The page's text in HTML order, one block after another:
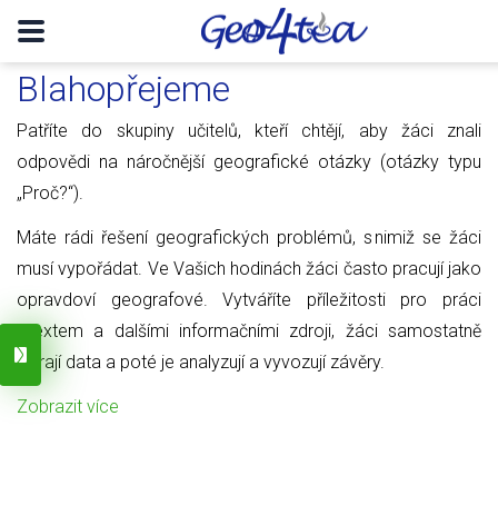
Blahopřejeme
Patříte do skupiny učitelů, kteří chtějí, aby žáci znali
odpovědi na náročnější geografické otázky (otázky typu
„Proč?“).
Máte rádi řešení geografických problémů, s nimiž se žáci
musí vypořádat. Ve Vašich hodinách žáci často pracují jako
opravdoví geografové. Vytváříte příležitosti pro práci
s textem a dalšími informačními zdroji, žáci samostatně
sbírají data a poté je analyzují a vyvozují závěry.
Zobrazit více